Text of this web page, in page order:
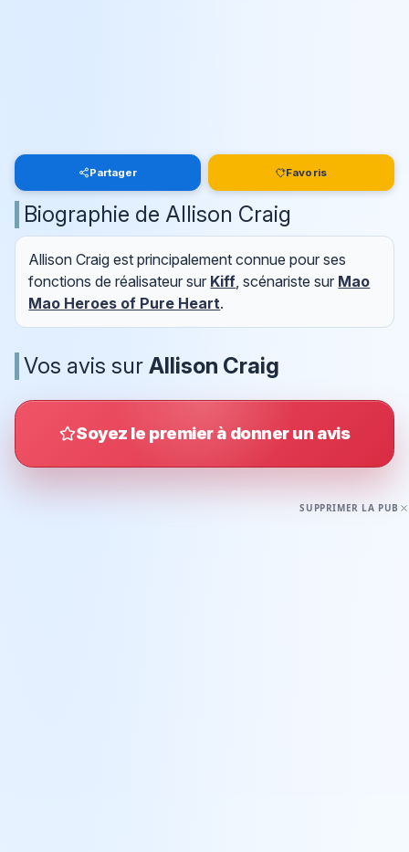
Partager Favoris
Biographie de Allison Craig
Allison Craig est principalement connue pour ses
fonctions de réalisateur sur Kiff, scénariste sur Mao
Mao Heroes of Pure Heart.
Vos avis sur Allison Craig
Soyez le premier à donner un avis
SUPPRIMER LA PUB